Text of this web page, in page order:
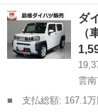
ー名： ダイハツ ■
ム Ｘリミテッド
数： ...
島根 雲南市
ダ
（
雲
■ 支払総額: 167.1万円 ■ 車両本体価格： 1,590,000 円 ■ メーカ